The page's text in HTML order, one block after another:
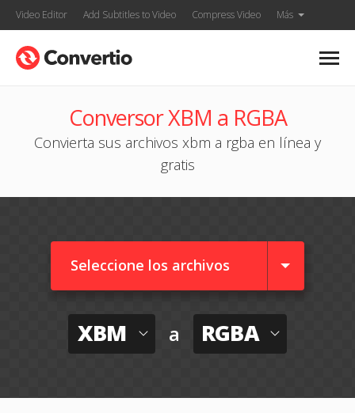
Video Editor Add Subtitles to Video Compress Video Más
Conversor XBM a RGBA
Convierta sus archivos xbm a rgba en línea y
gratis
Seleccione los archivos
XBM a RGBA